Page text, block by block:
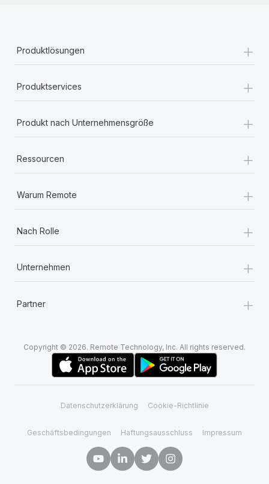
Produktlösungen +
Produktservices +
Produkt nach Unternehmensgröße +
Ressourcen +
Warum Remote +
Nach Rolle +
Unternehmen +
Partner +
Copyright © 2026. Remote Technology, Inc. All rights reserved.
Datenschutzerklärung Cookie-Richtlinie
Geschäftsbedingungen Haftungsausschluss Impressum